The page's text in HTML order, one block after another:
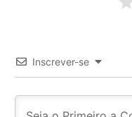
Inscrever-se